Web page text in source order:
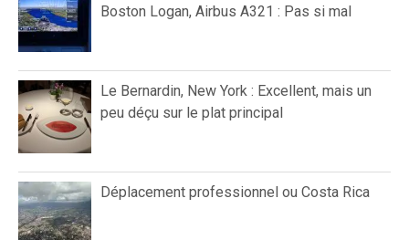
Boston Logan, Airbus A321 : Pas si mal
Le Bernardin, New York : Excellent, mais un
peu déçu sur le plat principal
Déplacement professionnel ou Costa Rica